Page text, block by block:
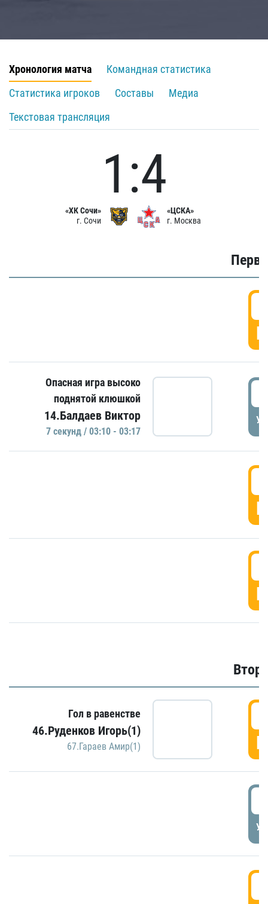
Хронология матча
Командная статистика
Статистика игроков
Составы
Медиа
Текстовая трансляция
«ХК Сочи»
г. Сочи
1:4
«ЦСКА»
г. Москва
Опасная игра высоко
поднятой клюшкой
14.Балдаев Виктор
7 секунд / 03:10 - 03:17
Гол в равенстве
46.Руденков Игорь(1)
67.Гараев Амир(1)